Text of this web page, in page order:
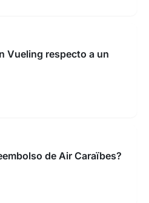
Vueling respecto a un
de Air Caraïbes?